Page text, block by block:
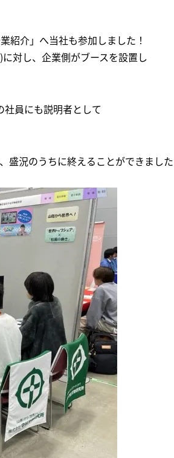
紹介」へ当社も参加しました！
対し、企業側がブースを設置し
社員にも説明者として
盛況のうちに終えることができました